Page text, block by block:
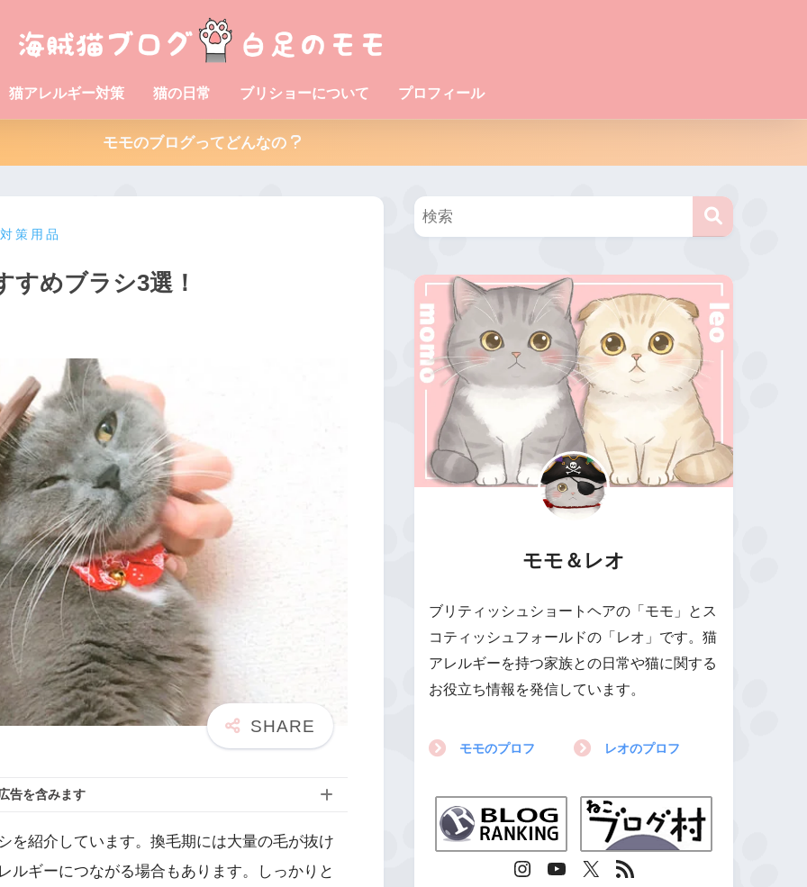
猫アレルギー対策 猫の日常 ブリショーについて プロフィール
モモのブログってどんなの
策用品
すめブラシ3選！
告を含みます
を紹介しています。換毛期には大量の毛が抜け
ルギーにつながる場合もあります。しっかりと
モモ＆レオ
ブリティッシュショートヘアの「モモ」とス
コティッシュフォールドの「レオ」です。猫
アレルギーを持つ家族との日常や猫に関する
お役立ち情報を発信しています。
モモのプロフ レオのプロフ